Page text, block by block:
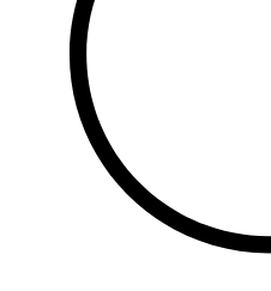
Балык бистәсе
104,9 FM
Баулы
107,5 FM
Биләр